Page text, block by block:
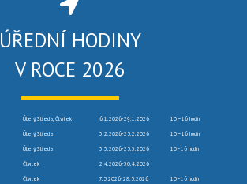
ÚŘEDNÍ HODINY
V ROCE 2026
Úterý, Středa, Čtvrtek 6.1.2026-29.1.2026 10 –16 hodin
Úterý, Středa 3.2.2026-25.2.2026 10 –16 hodin
Úterý, Středa 3.3.2026-25.3.2026 10–16 hodin
Čtvrtek 2.4.2026-30.4.2026
Čtvrtek 7.5.2026-28.5.2026 10–16 hodin